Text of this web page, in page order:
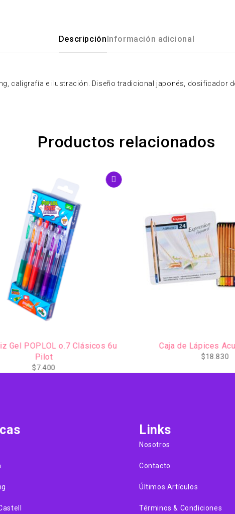
DescripciónInformación adicional
caligrafía e ilustración. Diseño tradicional japonés, dosificador
Productos relacionados
POPLOL o.7 Clásicos 6u
Pilot
$7.400
Caja de Lápices
$18.830
Links
Nosotros
Contacto
Últimos Artículos
Términos & Condiciones